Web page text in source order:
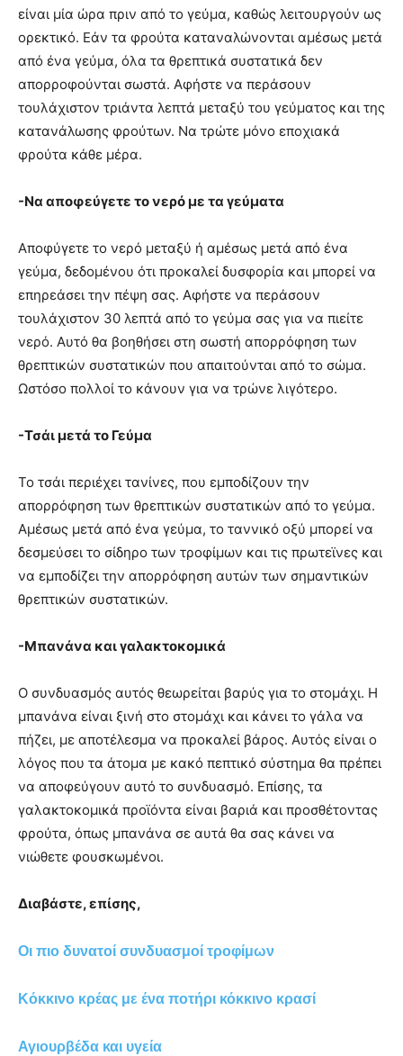
είναι μία ώρα πριν από το γεύμα, καθώς λειτουργούν ως
ορεκτικό. Εάν τα φρούτα καταναλώνονται αμέσως μετά
από ένα γεύμα, όλα τα θρεπτικά συστατικά δεν
απορροφούνται σωστά. Αφήστε να περάσουν
τουλάχιστον τριάντα λεπτά μεταξύ του γεύματος και της
κατανάλωσης φρούτων. Να τρώτε μόνο εποχιακά
φρούτα κάθε μέρα.
-Να αποφεύγετε το νερό με τα γεύματα
Αποφύγετε το νερό μεταξύ ή αμέσως μετά από ένα
γεύμα, δεδομένου ότι προκαλεί δυσφορία και μπορεί να
επηρεάσει την πέψη σας. Αφήστε να περάσουν
τουλάχιστον 30 λεπτά από το γεύμα σας για να πιείτε
νερό. Αυτό θα βοηθήσει στη σωστή απορρόφηση των
θρεπτικών συστατικών που απαιτούνται από το σώμα.
Ωστόσο πολλοί το κάνουν για να τρώνε λιγότερο.
-Τσάι μετά το Γεύμα
Το τσάι περιέχει τανίνες, που εμποδίζουν την
απορρόφηση των θρεπτικών συστατικών από το γεύμα.
Αμέσως μετά από ένα γεύμα, το ταννικό οξύ μπορεί να
δεσμεύσει το σίδηρο των τροφίμων και τις πρωτεϊνες και
να εμποδίζει την απορρόφηση αυτών των σημαντικών
θρεπτικών συστατικών.
-Μπανάνα και γαλακτοκομικά
Ο συνδυασμός αυτός θεωρείται βαρύς για το στομάχι. Η
μπανάνα είναι ξινή στο στομάχι και κάνει το γάλα να
πήζει, με αποτέλεσμα να προκαλεί βάρος. Αυτός είναι ο
λόγος που τα άτομα με κακό πεπτικό σύστημα θα πρέπει
να αποφεύγουν αυτό το συνδυασμό. Επίσης, τα
γαλακτοκομικά προϊόντα είναι βαριά και προσθέτοντας
φρούτα, όπως μπανάνα σε αυτά θα σας κάνει να
νιώθετε φουσκωμένοι.
Διαβάστε, επίσης,
Οι πιο δυνατοί συνδυασμοί τροφίμων
Κόκκινο κρέας με ένα ποτήρι κόκκινο κρασί
Αγιουρβέδα και υγεία